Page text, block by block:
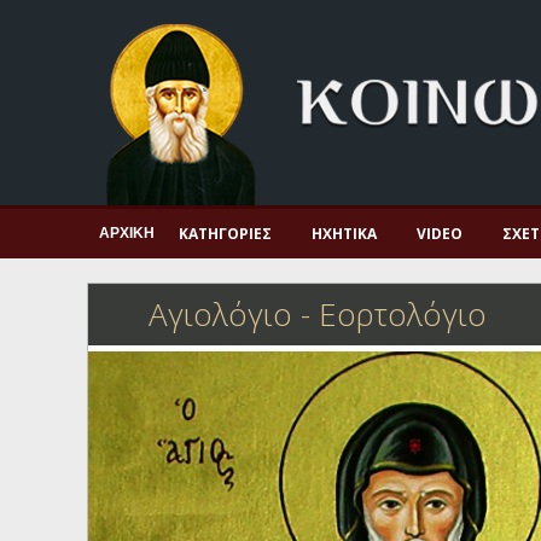
Πνευματική ζωή
Μαρτυρία και διδαχή
Λατρεία και προσευχή
Αγιολόγιο – Εορτολόγιο
Η πίστη στην εποχή μας
Ορθόδοξη οικογένεια
Ορθόδοξο προσκυνητάριο
Σκέψεις-προβληματισμοί
ΑΡΧΙΚΉ ΚΑΤΗΓΟΡΊΕΣ ΗΧΗΤΙΚΆ VIDEO
Αγιολόγιο - Εορτολόγιο